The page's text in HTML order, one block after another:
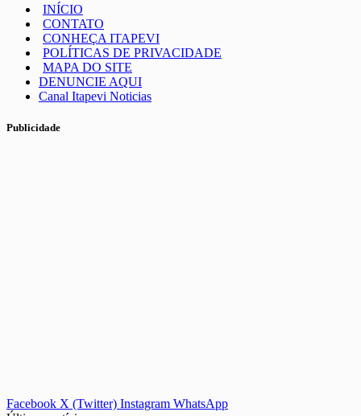
INÍCIO
CONTATO
CONHEÇA ITAPEVI
POLÍTICAS DE PRIVACIDADE
MAPA DO SITE
DENUNCIE AQUI
Canal Itapevi Noticias
Publicidade
Facebook X (Twitter) Instagram WhatsApp